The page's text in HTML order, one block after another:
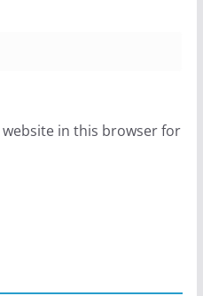
website in this browser for